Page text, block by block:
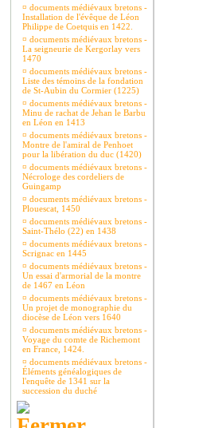
¤ documents médiévaux bretons -
Installation de l'évêque de Léon
Philippe de Coetquis en 1422.
¤ documents médiévaux bretons -
La seigneurie de Kergorlay vers
1470
¤ documents médiévaux bretons -
Liste des témoins de la fondation
de St-Aubin du Cormier (1225)
¤ documents médiévaux bretons -
Minu de rachat de Jehan le Barbu
en Léon en 1413
¤ documents médiévaux bretons -
Montre de l'amiral de Penhoet
pour la libération du duc (1420)
¤ documents médiévaux bretons -
Nécrologe des cordeliers de
Guingamp
¤ documents médiévaux bretons -
Plouescat, 1450
¤ documents médiévaux bretons -
Saint-Thélo (22) en 1438
¤ documents médiévaux bretons -
Scrignac en 1445
¤ documents médiévaux bretons -
Un essai d'armorial de la montre
de 1467 en Léon
¤ documents médiévaux bretons -
Un projet de monographie du
diocèse de Léon vers 1640
¤ documents médiévaux bretons -
Voyage du comte de Richemont
en France, 1424.
¤ documents médiévaux bretons -
Éléments généalogiques de
l'enquête de 1341 sur la
succession du duché